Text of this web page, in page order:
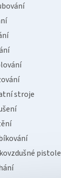
stroje
pistole